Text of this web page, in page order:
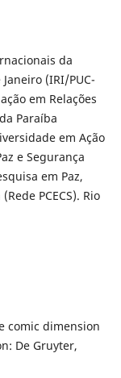
da
(IRI/PUC-
em Relações
Paraíba
em Ação
e Segurança
em Paz,
PCECS). Rio
comic dimension
De Gruyter,